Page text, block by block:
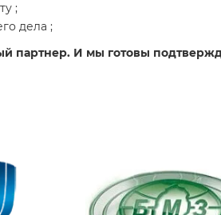
;
дела ;
партнер. И мы готовы